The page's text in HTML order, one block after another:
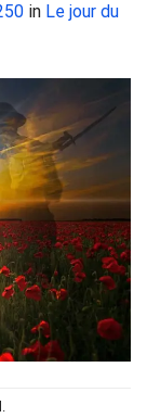
in Le jour du